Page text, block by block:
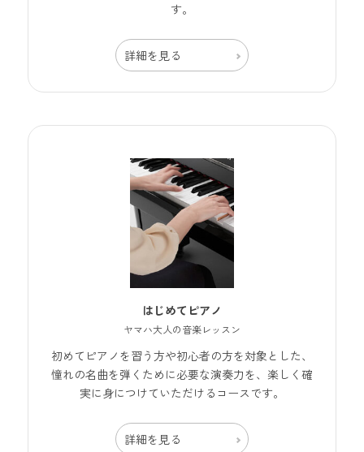
す。
詳細を見る
はじめてピアノ
ヤマハ大人の音楽レッスン
初めてピアノを習う方や初心者の方を対象とした、
憧れの名曲を弾くために必要な演奏力を、楽しく確
実に身につけていただけるコースです。
詳細を見る